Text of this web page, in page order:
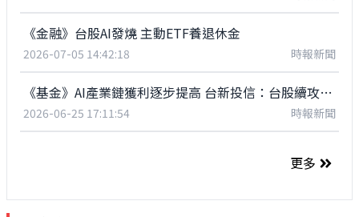
《金融》台股AI發燒 主動ETF養退休金
2026-07-05 14:42:18 時報新聞
《基金》AI產業鏈獲利逐步提高 台新投信：台股續攻新高有底氣
2026-06-25 17:11:54 時報新聞
更多